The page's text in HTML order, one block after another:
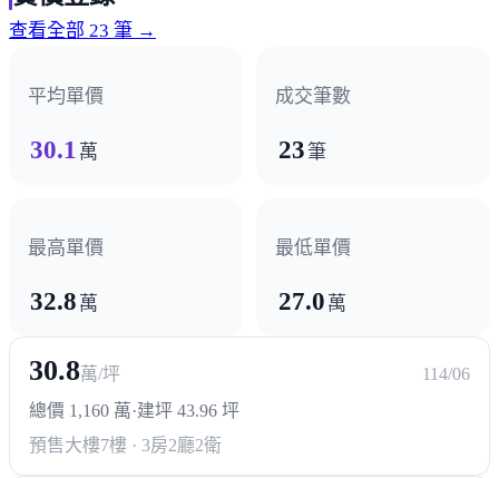
大甲鎮瀾宮
查看全部 23 筆 →
平均單價
30.1 萬
成交筆數
23筆
最高單價
32.8 萬
最低單價
27.0 萬
30.8萬/坪
114/06
總價 1,160 萬·建坪 43.96 坪
預售大樓7樓 · 3房2廳2衛